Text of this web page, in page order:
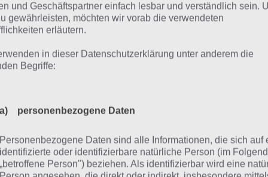
zu Redhead Redemption
ihr euch von Redhead Redemption einen besseren
wir hier noch den offiziellen Trailer zur Android App
und Geschäftspartner einfach lesbar und verständlich sein.
gewährleisten, möchten wir vorab die verwendeten
erläutern.
in dieser Datenschutzerklärung unter anderem die
Begriffe:
a) personenbezogene Daten
Personenbezogene Daten sind alle Informationen, die sich auf
identifizierte oder identifizierbare natürliche Person (im
„betroffene Person") beziehen. Als identifizierbar wird eine